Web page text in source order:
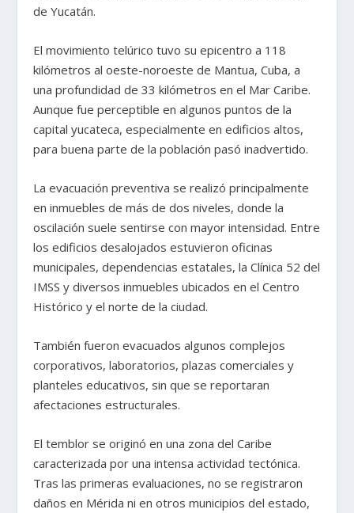
de Yucatán.
El movimiento telúrico tuvo su epicentro a 118
kilómetros al oeste-noroeste de Mantua, Cuba, a
una profundidad de 33 kilómetros en el Mar Caribe.
Aunque fue perceptible en algunos puntos de la
capital yucateca, especialmente en edificios altos,
para buena parte de la población pasó inadvertido.
La evacuación preventiva se realizó principalmente
en inmuebles de más de dos niveles, donde la
oscilación suele sentirse con mayor intensidad. Entre
los edificios desalojados estuvieron oficinas
municipales, dependencias estatales, la Clínica 52 del
IMSS y diversos inmuebles ubicados en el Centro
Histórico y el norte de la ciudad.
También fueron evacuados algunos complejos
corporativos, laboratorios, plazas comerciales y
planteles educativos, sin que se reportaran
afectaciones estructurales.
El temblor se originó en una zona del Caribe
caracterizada por una intensa actividad tectónica.
Tras las primeras evaluaciones, no se registraron
daños en Mérida ni en otros municipios del estado,